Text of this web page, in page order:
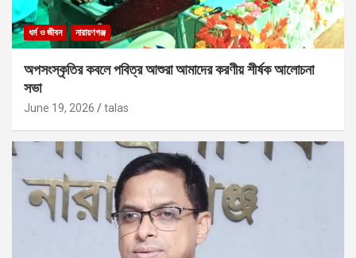
ধর্ম ও জীবন নারায়ণগঞ্জ
অপসংস্কৃতির কবলে পবিত্র আশুরা আমাদের করণীয় শীর্ষক আলোচনা
সভা
June 19, 2026 talas